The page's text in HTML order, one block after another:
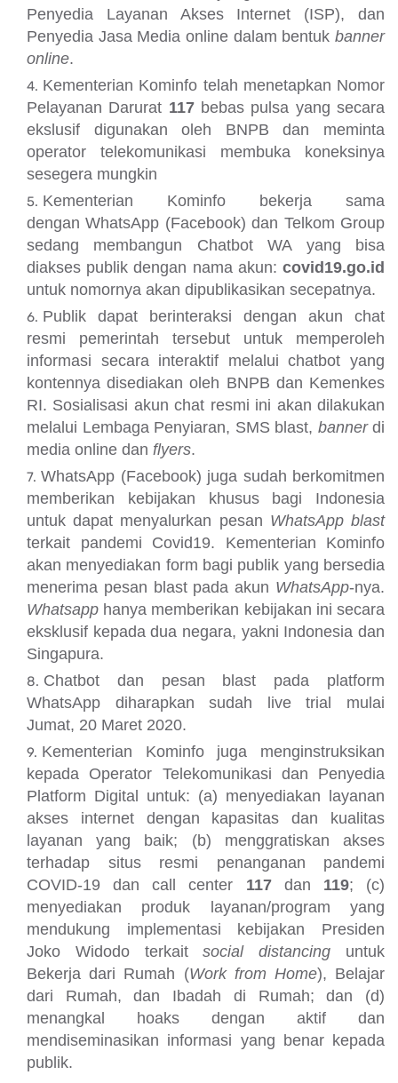
Penyedia Layanan Akses Internet (ISP), dan
Penyedia Jasa Media online dalam bentuk banner
online.
Kementerian Kominfo telah menetapkan Nomor
Pelayanan Darurat 117bebas pulsa yang secara
ekslusif digunakan oleh BNPB dan meminta
operator telekomunikasi membuka koneksinya
sesegera mungkin
Kementerian Kominfo bekerja sama
dengan WhatsApp (Facebook) dan Telkom Group
sedang membangun Chatbot WA yang bisa
diakses publik dengan nama akun: covid19.go.id
untuk nomornya akan dipublikasikan secepatnya.
Publik dapat berinteraksi dengan akun chat
resmi pemerintah tersebut untuk memperoleh
informasi secara interaktif melalui chatbot yang
kontennya disediakan oleh BNPB dan Kemenkes
RI. Sosialisasi akun chat resmi ini akan dilakukan
melalui Lembaga Penyiaran, SMS blast, bannerdi
media online dan flyers.
WhatsApp (Facebook) juga sudah berkomitmen
memberikan kebijakan khusus bagi Indonesia
untuk dapat menyalurkan pesan WhatsApp blast
terkait pandemi Covid19. Kementerian Kominfo
akan menyediakan form bagi publik yang bersedia
menerima pesan blast pada akun WhatsApp-nya.
Whatsapp hanya memberikan kebijakan ini secara
eksklusif kepada dua negara, yakni Indonesia dan
Singapura.
Chatbot dan pesan blast pada platform
WhatsApp diharapkan sudah live trial mulai
Jumat, 20 Maret 2020.
Kementerian Kominfo juga menginstruksikan
kepada Operator Telekomunikasi dan Penyedia
Platform Digital untuk: (a) menyediakan layanan
akses internet dengan kapasitas dan kualitas
layanan yang baik; (b) menggratiskan akses
terhadap situs resmi penanganan pandemi
COVID-19 dan call center 117dan 119; (c)
menyediakan produk layanan/program yang
mendukung implementasi kebijakan Presiden
Joko Widodo terkaitsocial distancing untuk
Bekerja dari Rumah (Work from Home), Belajar
dari Rumah, dan Ibadah di Rumah; dan (d)
menangkal hoaks dengan aktif dan
mendiseminasikan informasi yang benar kepada
publik.